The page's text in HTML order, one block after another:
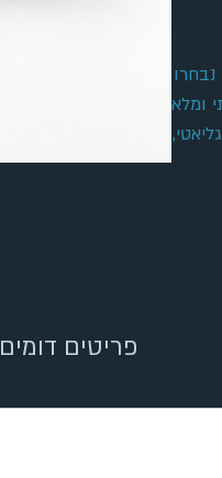
ומלא
פריטים דומים